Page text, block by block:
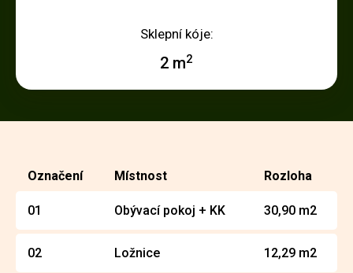
Sklepní kóje:
2 m2
Označení Místnost Rozloha
01 Obývací pokoj + KK 30,90 m2
02 Ložnice 12,29 m2